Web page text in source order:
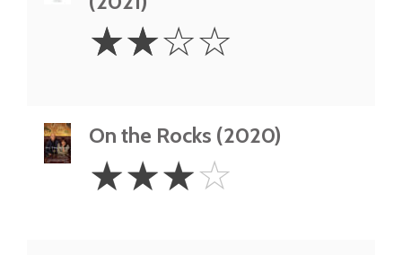
Stars
☆☆☆☆
On the Rocks (2020)
Stars
☆☆☆☆